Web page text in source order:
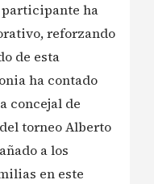
participante ha
reforzando
de esta
ha contado
concejal de
torneo Alberto
a los
en este